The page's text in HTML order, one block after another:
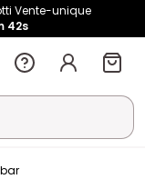
Vente-unique
42s